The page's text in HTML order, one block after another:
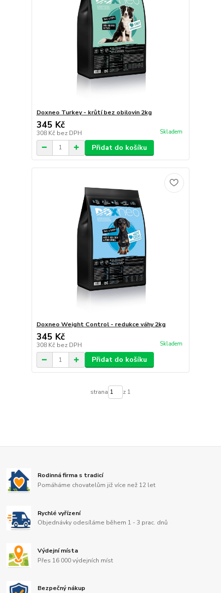
Doxneo Turkey - krůtí bez obilovin 2kg
345 Kč
308 Kč bez DPH Skladem
Přidat do košíku
Doxneo Weight Control - redukce váhy 2kg
345 Kč
308 Kč bez DPH Skladem
Přidat do košíku
strana z 1
Rodinná firma s tradicí
Pomáháme chovatelům již více než 12 let
Rychlé vyřízení
Objednávky odesíláme během 1 - 3 prac. dnů
Výdejní místa
Přes 16 000 výdejních míst
Bezpečný nákup